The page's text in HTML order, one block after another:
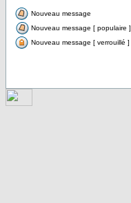
Nouveau message
Nouveau message [ populaire ]
Nouveau message [ verrouillé ]